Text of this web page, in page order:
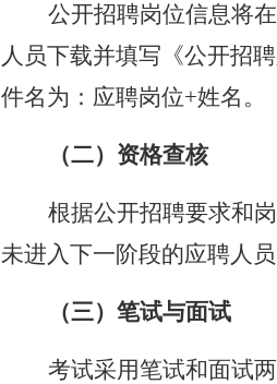
公开招聘岗位信息将在
人员下载并填写《公开招
件名为 ： 应聘岗位+姓名 。
（二）资格查核
根据公开招聘要求和
未进入下一阶段的应聘人员
（三）笔试与面试
考试采用笔试和面试